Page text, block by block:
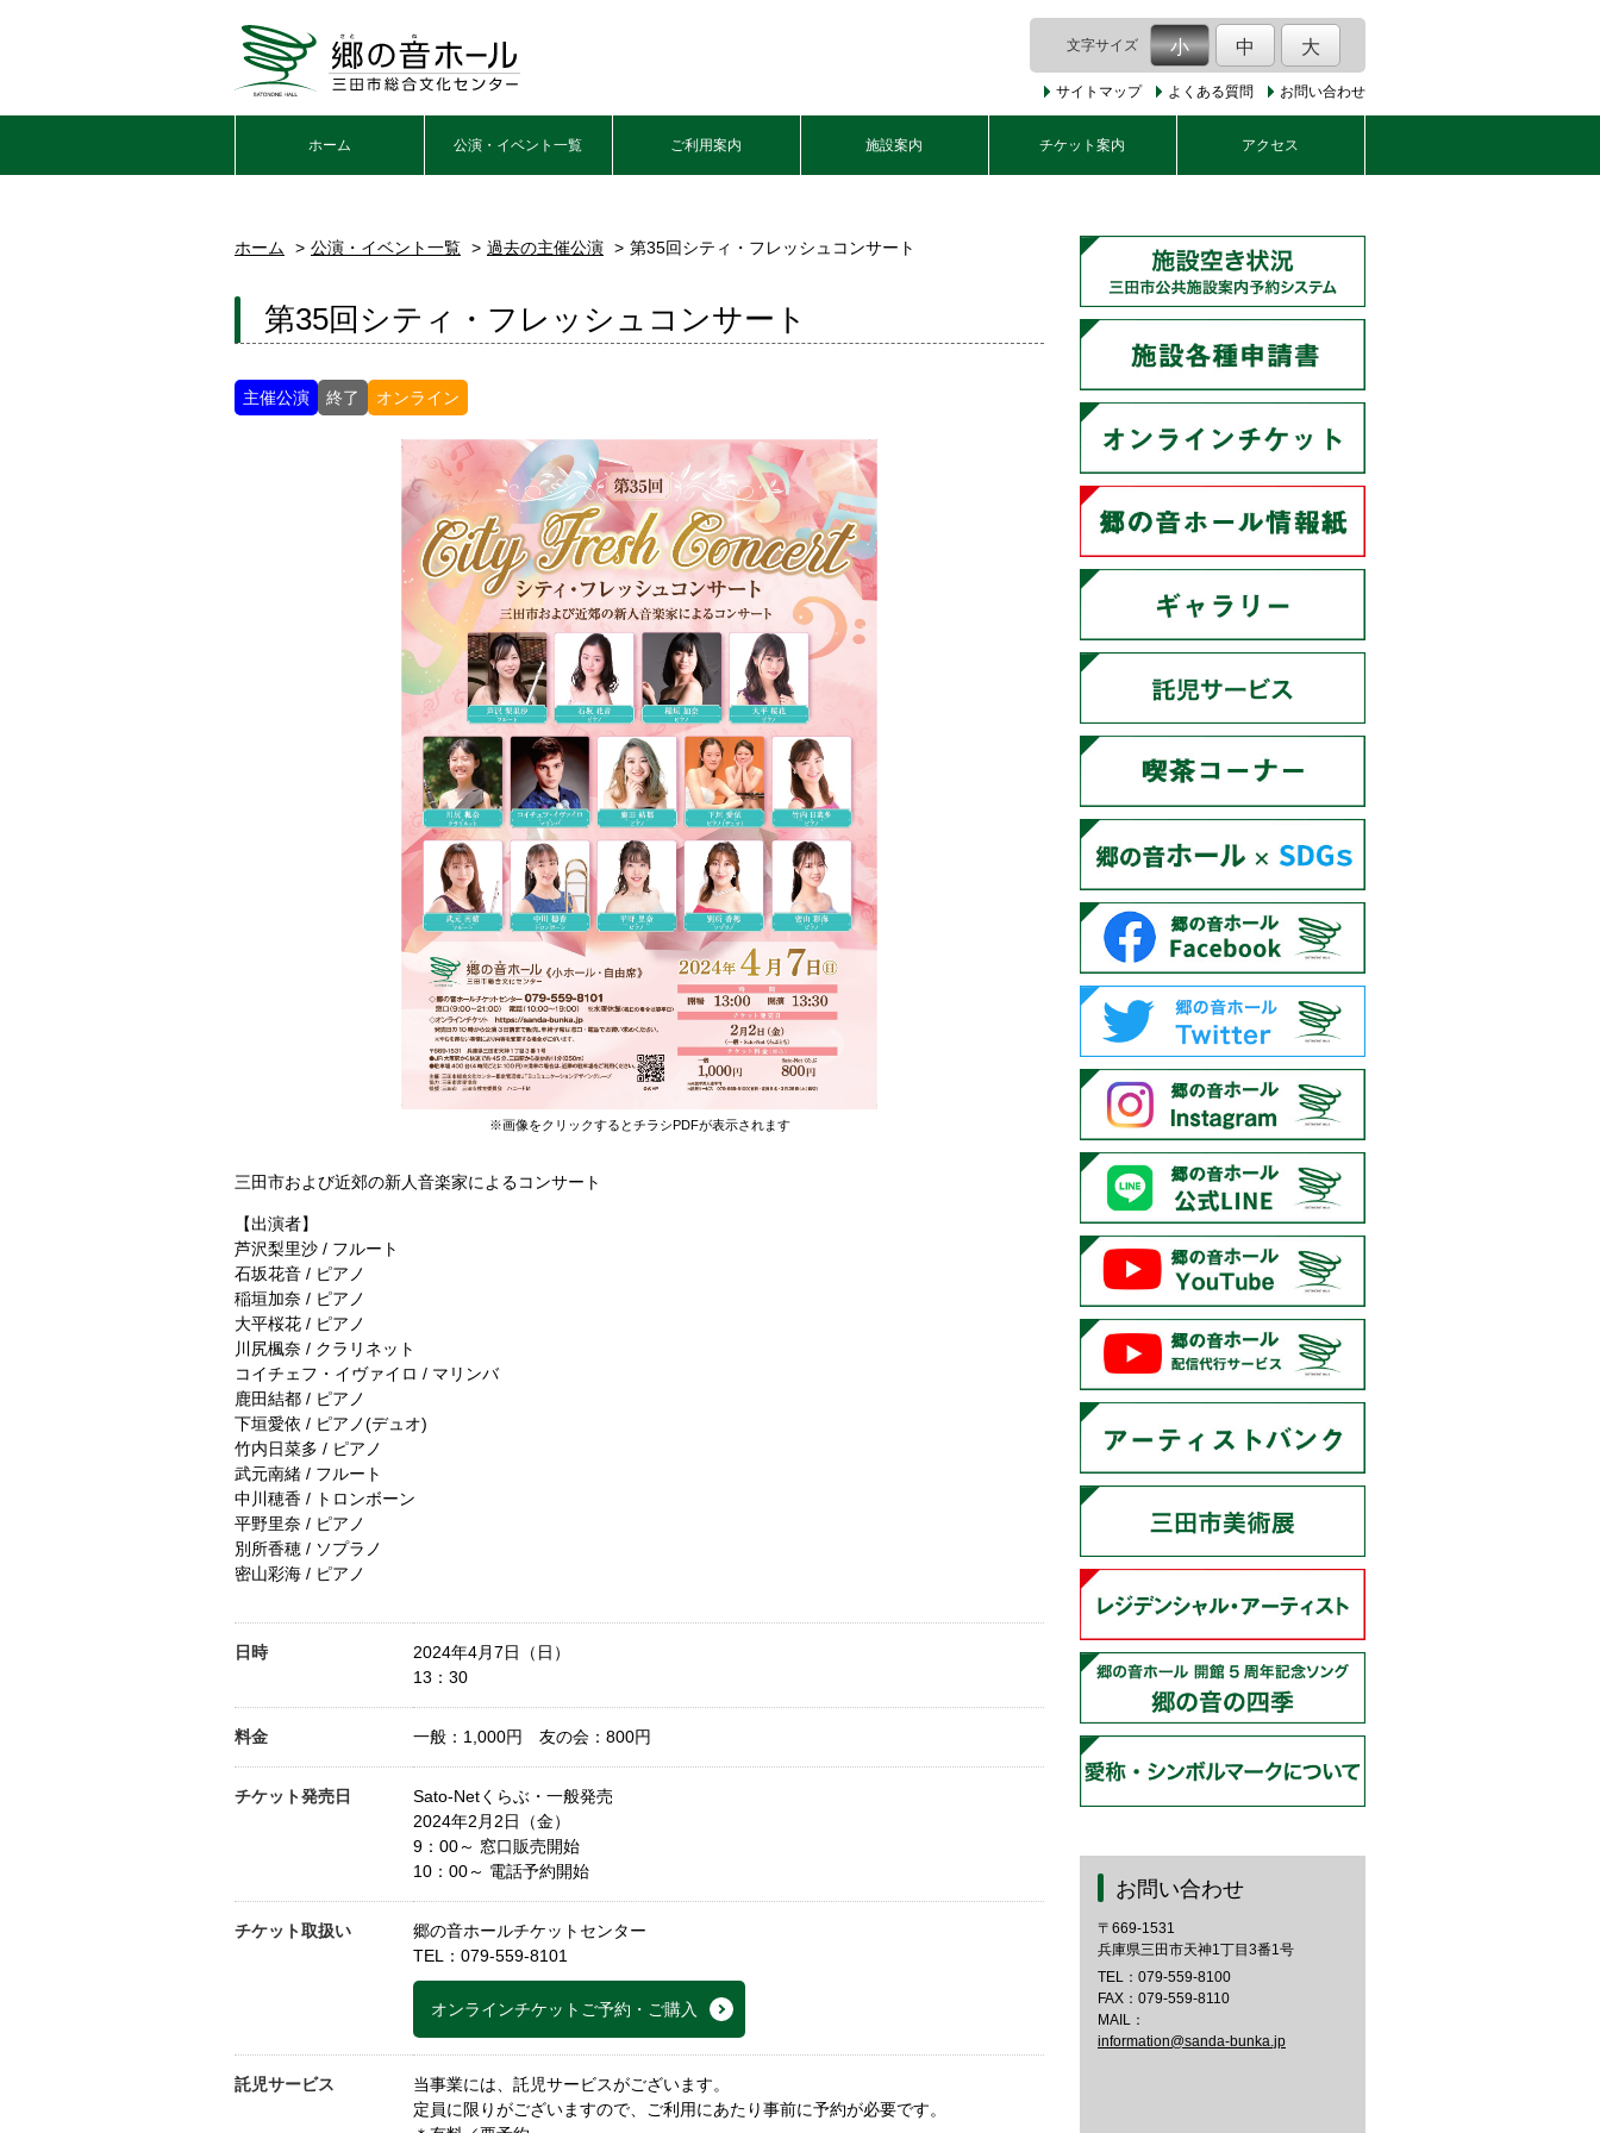
文字サイズ 小 中 大
サイトマップ よくある質問 お問い合わせ
ホーム 公演・イベント一覧 ご利用案内 施設案内 チケット案内 アクセス
ホーム 公演・イベント一覧 過去の主催公演 第35回シティ・フレッシュコンサート
第35回シティ・フレッシュコンサート
主催公演 終了 オンライン
※画像をクリックするとチラシPDFが表示されます
三田市および近郊の新人音楽家によるコンサート
【出演者】
芦沢梨里沙 / フルート
石坂花音 / ピアノ
稲垣加奈 / ピアノ
大平桜花 / ピアノ
川尻楓奈 / クラリネット
コイチェフ・イヴァイロ / マリンバ
鹿田結都 / ピアノ
下垣愛依 / ピアノ(デュオ)
竹内日菜多 / ピアノ
武元南緒 / フルート
中川穂香 / トロンボーン
平野里奈 / ピアノ
別所香穂 / ソプラノ
密山彩海 / ピアノ
日時
2024年4月7日（日）
13：30
料金 一般：1,000円 友の会：800円
チケット発売日
Sato-Netくらぶ・一般発売
2024年2月2日（金）
9：00～ 窓口販売開始
10：00～ 電話予約開始
チケット取扱い
郷の音ホールチケットセンター
TEL： 079-559-8101
オンラインチケットご予約・ご購入
託児サービス
当事業には、託児サービスがございます。
定員に限りがございますので、ご利用にあたり事前に予約が必要です。
お問い合わせ
〒669-1531
兵庫県三田市天神1丁目3番1号
TEL： 079-559-8100
FAX：079-559-8110
MAIL：
information@sanda-bunka.jp